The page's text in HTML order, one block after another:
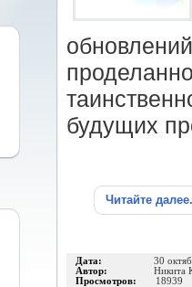
будущих
Читайте
Дата: 30
Автор: Никита
Просмотров: 18939